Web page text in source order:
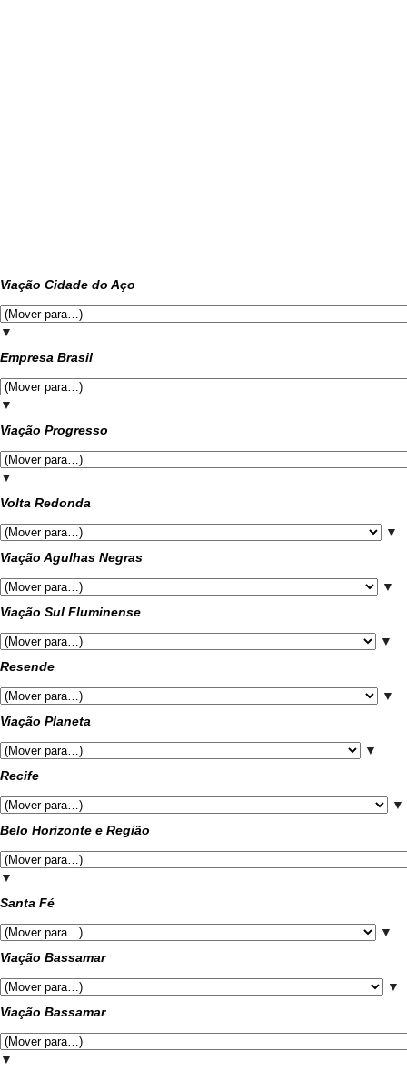
Viação Cidade do Aço
▼
Empresa Brasil
▼
Viação Progresso
▼
Volta Redonda
▼
Viação Agulhas Negras
▼
Viação Sul Fluminense
▼
Resende
▼
Viação Planeta
▼
Recife
▼
Belo Horizonte e Região
▼
Santa Fé
▼
Viação Bassamar
▼
Viação Bassamar
▼